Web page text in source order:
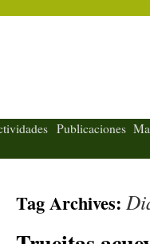
Publicaciones
Tag Archives: